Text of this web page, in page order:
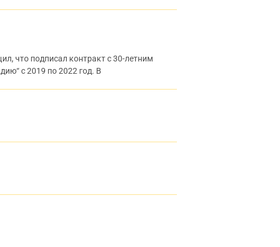
что подписал контракт с 30-летним
с 2019 по 2022 год. В